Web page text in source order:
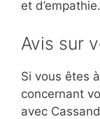
et d’empathie.
Avis sur
Si vous êtes
concernant
avec